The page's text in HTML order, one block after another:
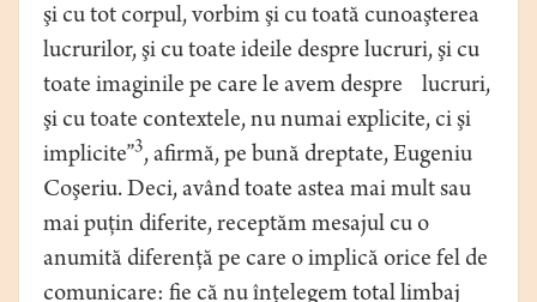
şi cu tot corpul, vorbim şi cu toată cunoaşterea
lucrurilor, şi cu toate ideile despre lucruri, şi cu
toate imaginile pe care le avem despre lucruri,
şi cu toate contextele, nu numai explicite, ci şi
implicite”3, afirmă, pe bună dreptate, Eugeniu
Coşeriu. Deci, având toate astea mai mult sau
mai puţin diferite, receptăm mesajul cu o
anumită diferenţă pe care o implică orice fel de
comunicare: fie că nu înţelegem total limbaj